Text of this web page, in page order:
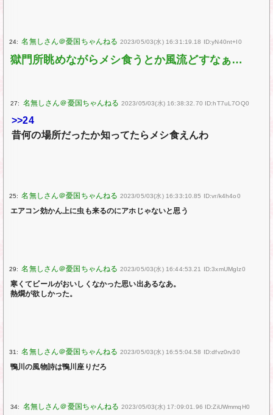
24: 2023/05/03(水) 16:31:19.18 ID:yN40nt+I0
獄門所眺めながらメシ食うとか風流どすなぁ…
27: 2023/05/03(水) 16:38:32.70 ID:hT7uL7OQ0
>>24
昔何の場所だったか知ってたらメシ食えんわ
25: 2023/05/03(水) 16:33:10.85 ID:vr/k4h4o0
エアコン効かん上に虫も来るのにアホじゃないと思う
29: 2023/05/03(水) 16:44:53.21 ID:3xmUMgIz0
寒くてビールがおいしくなかった思い出あるなあ。
熱燗が欲しかった。
31: 2023/05/03(水) 16:55:04.58 ID:dfvz0rv30
鴨川の風物詩は鴨川座りだろ
34: 2023/05/03(水) 17:09:01.96 ID:ZiUWmmqH0